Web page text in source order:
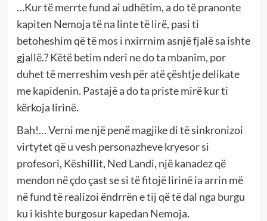
…Kur të merrte fund ai udhëtim, a do të pranonte
kapiten Nemoja të na linte të lirë, pasi ti
betoheshim që të mos i nxirrnim asnjë fjalë sa ishte
gjallë.? Këtë betim nderi ne do ta mbanim, por
duhet të merreshim vesh për atë çështje delikate
me kapidenin. Pastajë a do ta priste mirë kur ti
kërkoja lirinë.
Bah!… Verni me një penë magjike di të sinkronizoi
virtytet që u vesh personazheve kryesor si
profesori, Këshillit, Ned Landi, një kanadez që
mendon në çdo çast se si të fitojë lirinë ia arrin më
në fund të realizoi ëndrrën e tij që të dal nga burgu
ku i kishte burgosur kapedan Nemoja.